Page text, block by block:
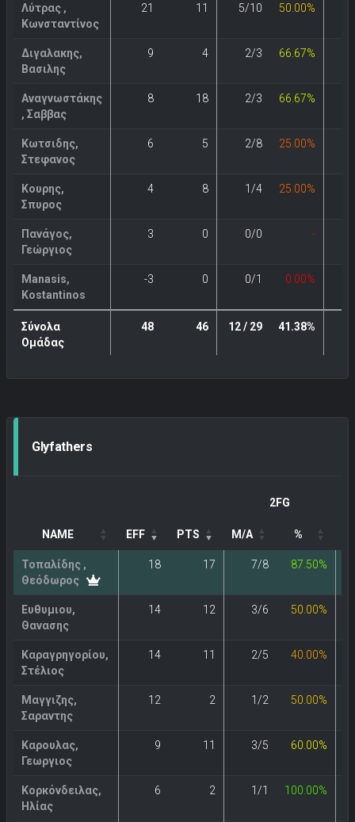
Λύτρας ,
Κωνσταντίνος
21 11 5/10 50.00%
Διγαλακης,
Βασιλης
9 4 2/3 66.67%
Αναγνωστάκης
, Σαββας
8 18 2/3 66.67%
Κωτσιδης,
Στεφανος
6 5 2/8 25.00%
Κουρης,
Σπυρος
4 8 1/4 25.00%
Πανάγος,
Γεώργιος
3 0 0/0 -
Manasis,
Kostantinos
-3 0 0/1 0.00%
Σύνολα
Ομάδας
48 46 12 / 29 41.38%
Glyfathers
2FG
NAME EFF PTS M/A %
Τοπαλίδης ,
Θεόδωρος
18 17 7/8 87.50%
Ευθυμιου,
Θανασης
14 12 3/6 50.00%
Καραγρηγορίου,
Στέλιος
14 11 2/5 40.00%
Μαγγιζης,
Σαραντης
12 2 1/2 50.00%
Καρουλας,
Γεωργιος
9 11 3/5 60.00%
Κορκόνδειλας,
Ηλίας
6 2 1/1 100.00%